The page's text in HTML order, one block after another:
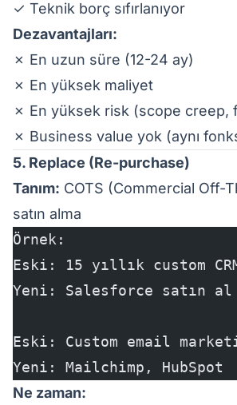
✓ Teknik borç sıfırlanıyor
Dezavantajları:
✗ En uzun süre (12-24 ay)
✗ En yüksek maliyet
✗ En yüksek risk (scope creep,
✗ Business value yok (aynı
5. Replace (Re-purchase)
Tanım: COTS (Commercial Off-
satın alma
Örnek:
Eski: 15 yıllık custom
Yeni: Salesforce satın al
Eski: Custom email
Yeni: Mailchimp, HubSpot
Ne zaman: